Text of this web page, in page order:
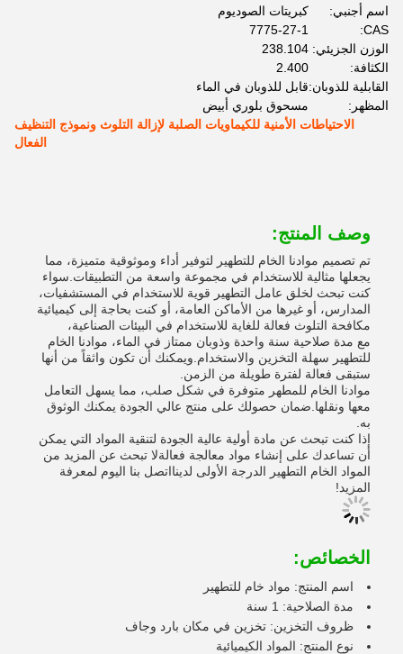
اسم أجنبي:
كبريتات الصوديوم
CAS:
7775-27-1
الوزن الجزيئي: 238.104
الكثافة:
2.400
القابلية للذوبان:قابل للذوبان في الماء
المظهر:
مسحوق بلوري أبيض
الاحتياطات الأمنية للكيماويات الصلبة لإزالة التلوث ونموذج التنظيف
الفعال
وصف المنتج:
تم تصميم موادنا الخام للتطهير لتوفير أداء وموثوقية متميزة، مما
يجعلها مثالية للاستخدام في مجموعة واسعة من التطبيقات.سواء
كنت تبحث لخلق عامل التطهير قوية للاستخدام في المستشفيات،
المدارس، أو غيرها من الأماكن العامة، أو كنت بحاجة إلى كيميائية
مكافحة التلوث فعالة للغاية للاستخدام في البيئات الصناعية،
مع مدة صلاحية سنة واحدة وذوبان ممتاز في الماء، موادنا الخام
للتطهير سهلة التخزين والاستخدام.ويمكنك أن تكون واثقاً من أنها
ستبقى فعالة لفترة طويلة من الزمن.
موادنا الخام للمطهر متوفرة في شكل صلب، مما يسهل التعامل
معها ونقلها.ضمان حصولك على منتج عالي الجودة يمكنك الوثوق
به.
إذا كنت تبحث عن مادة أولية عالية الجودة لتنقية المواد التي يمكن
أن تساعدك على إنشاء مواد معالجة فعالةلا تبحث عن المزيد من
المواد الخام التطهير الدرجة الأولى لدينااتصل بنا اليوم لمعرفة
المزيد!
الخصائص:
اسم المنتج: مواد خام للتطهير
مدة الصلاحية: 1 سنة
ظروف التخزين: تخزين في مكان بارد وجاف
نوع المنتج: المواد الكيميائية